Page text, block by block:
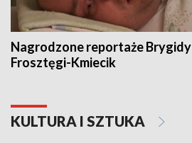
Nagrodzone reportaże Brygidy
Frosztęgi-Kmiecik
KULTURA I SZTUKA